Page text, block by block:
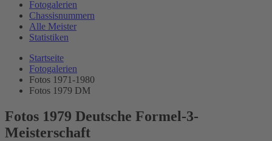
Fotogalerien
Chassisnummern
Alle Meister
Statistiken
Startseite
Fotogalerien
Fotos 1971-1980
Fotos 1979 DM
Fotos 1979 Deutsche Formel-3-
Meisterschaft